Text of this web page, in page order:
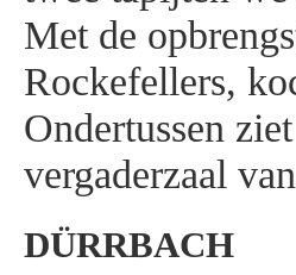
Met de
Rockefellers,
Ondertussen
vergaderzaal
DÜRRBACH